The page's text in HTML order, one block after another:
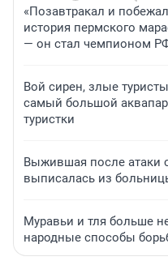
«Позавтракал и
история пермского
— он стал чемпионом
Вой сирен, злые
самый большой
туристки
Выжившая после атаки
выписалась из
Муравьи и тля больше
народные способы